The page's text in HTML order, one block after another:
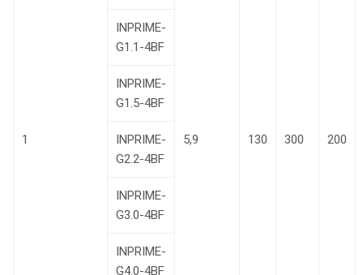
1 5,9 130 300 200
INPRIME-
G1.1-4BF
INPRIME-
G1.5-4BF
INPRIME-
G2.2-4BF
INPRIME-
G3.0-4BF
INPRIME-
G4.0-4BF